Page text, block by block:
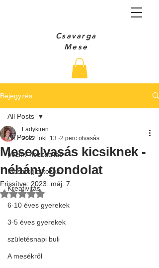
Csavarga
Mese
Bejegyzés
All Posts
pozitiv hozzáállás
Mesefoglalkozás
Kreativitás
6-10 éves gyerekek
3-5 éves gyerekek
születésnapi buli
A mesékről
All Posts
Meseolvasás kicsiknek -
néhány gondolat
Ladykiren
2022. okt. 13. 2 perc olvasás
Frissítve: 2023. máj. 7.
NaN csillagot kapott az 5-ből.